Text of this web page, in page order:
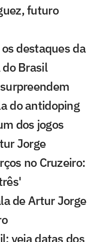
futuro
destaques da
do Brasil
do antidoping
dos jogos
Jorge
no Cruzeiro:
de Artur Jorge
veja datas dos